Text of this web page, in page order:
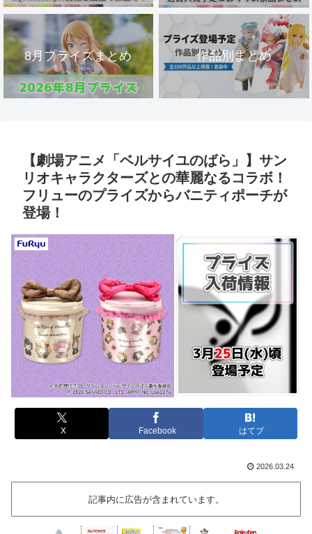
8月プライズまとめ 作品別まとめ
【劇場アニメ「ベルサイユのばら」】サン
リオキャラクターズとの華麗なるコラボ！
フリューのプライズからバニティポーチが
登場！
X Facebook はてブ
2026.03.24
記事内に広告が含まれています。